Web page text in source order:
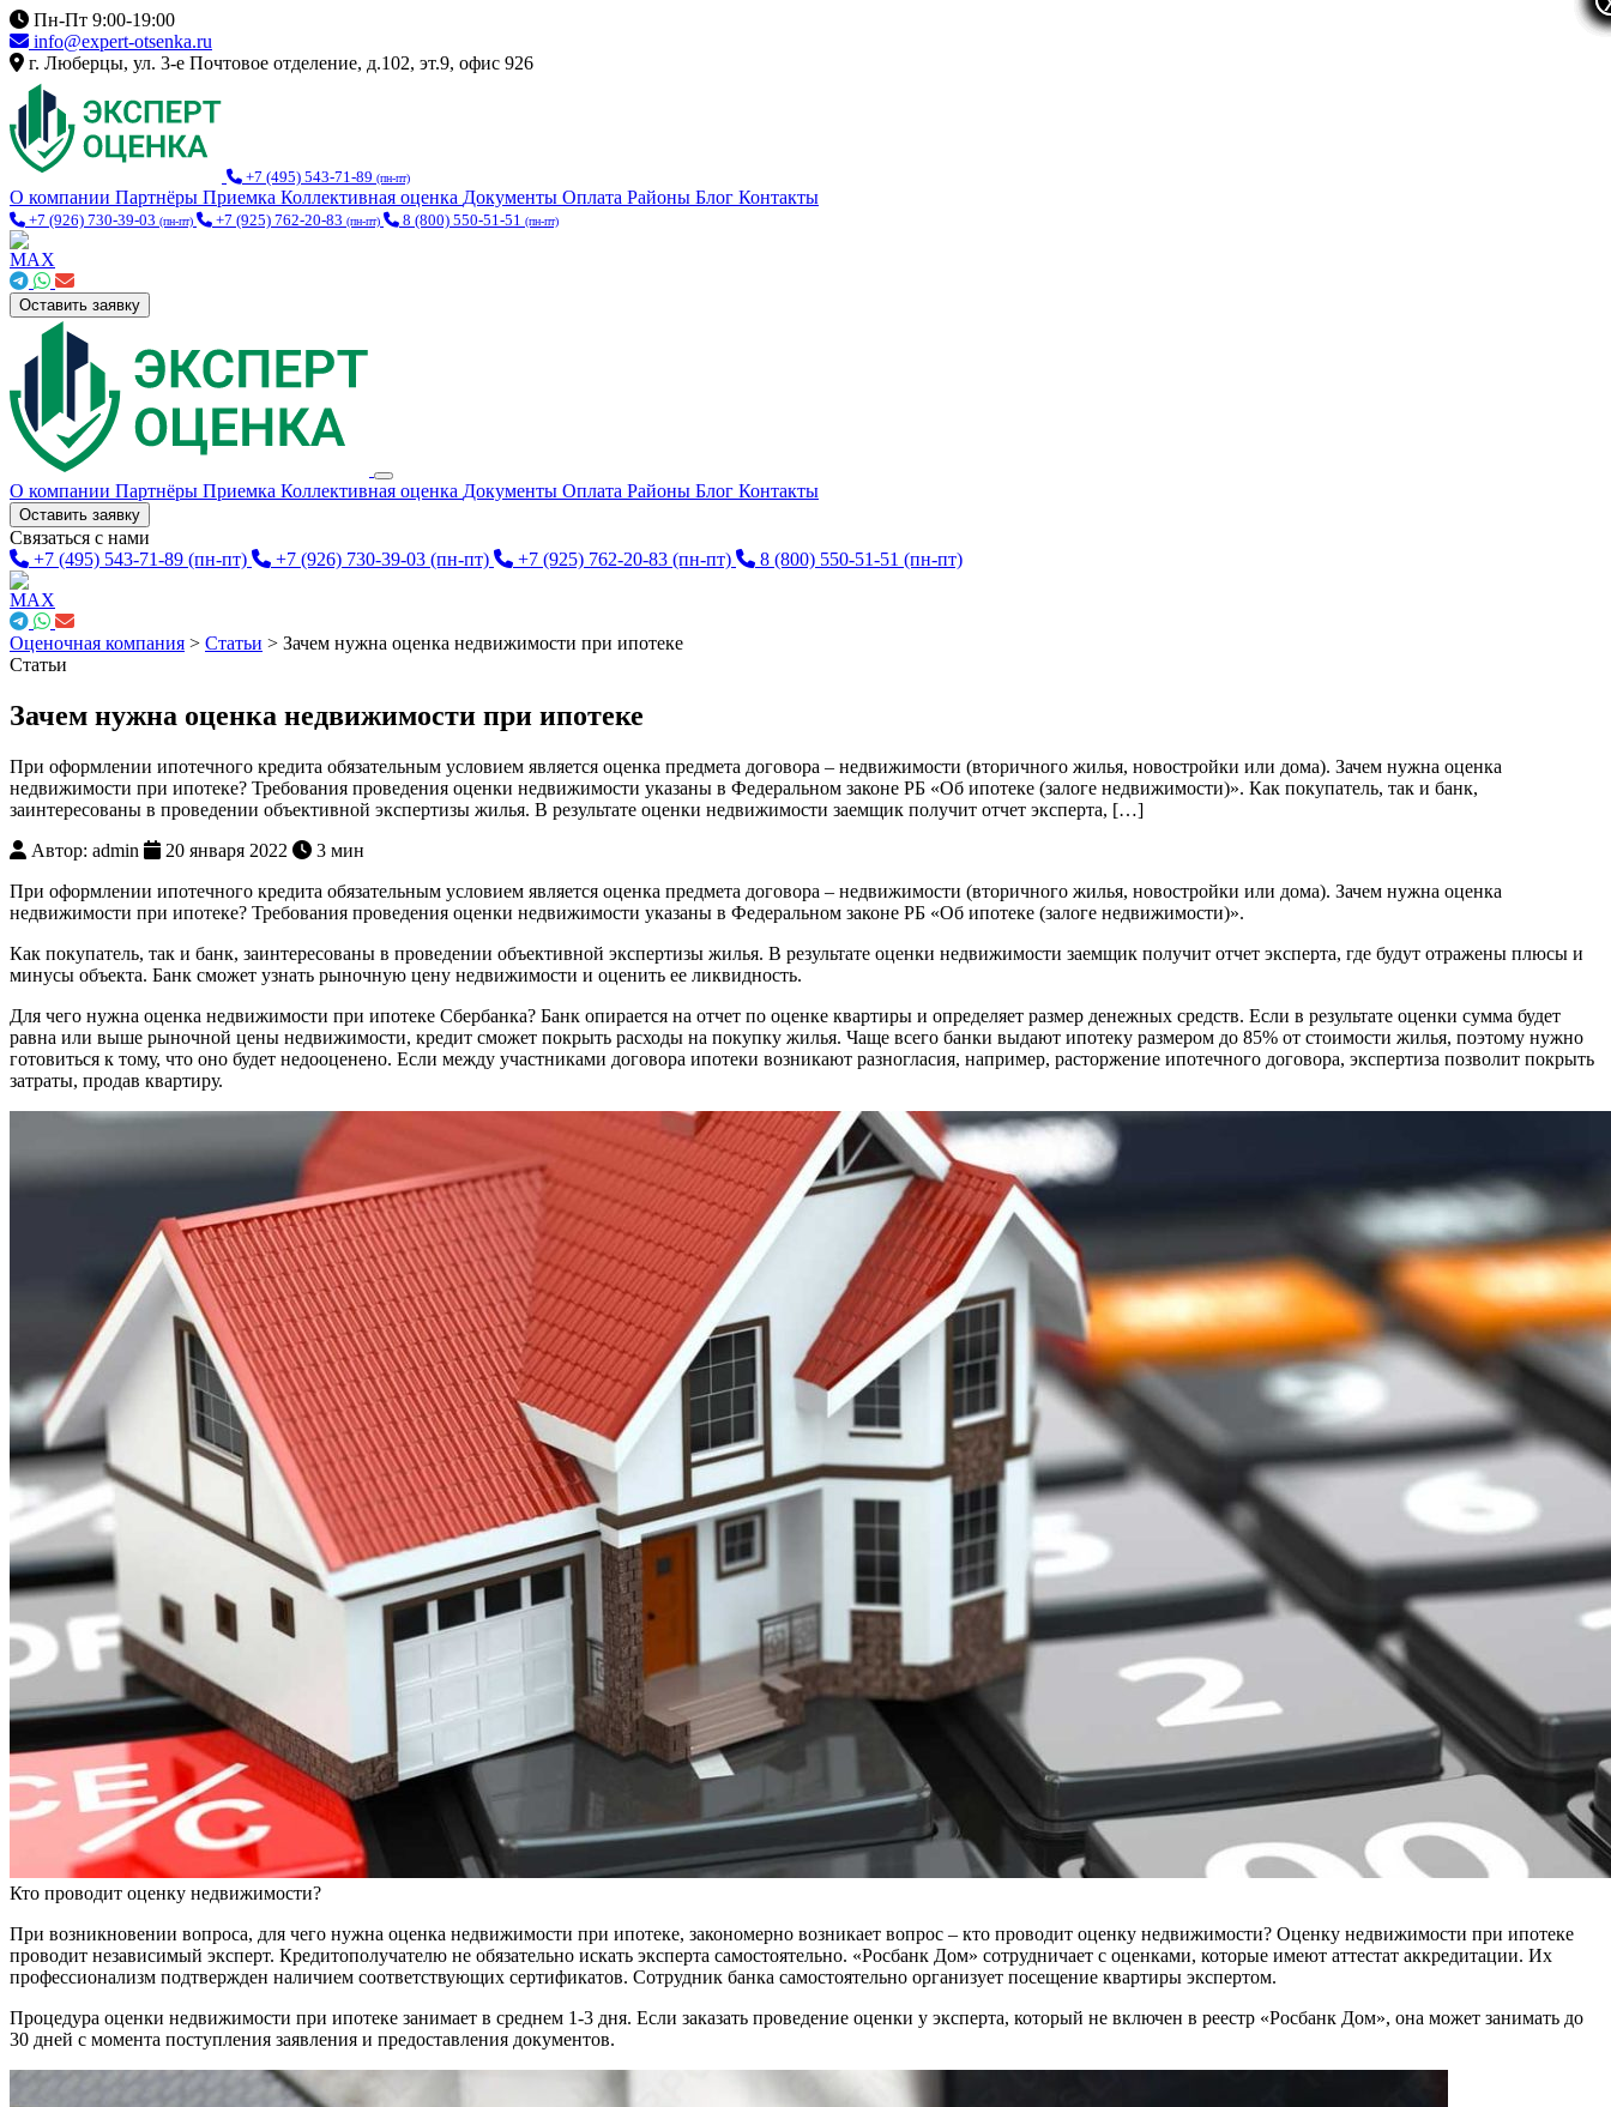
Пн-Пт 9:00-19:00
info@expert-otsenka.ru
г. Люберцы, ул. 3-е Почтовое отделение, д.102, эт.9, офис 926
+7 (495) 543-71-89 (пн-пт)
О компании Партнёры Приемка Коллективная оценка Документы Оплата Районы Блог Контакты
+7 (926) 730-39-03 (пн-пт) +7 (925) 762-20-83 (пн-пт) 8 (800) 550-51-51 (пн-пт)
Оставить заявку
О компании Партнёры Приемка Коллективная оценка Документы Оплата Районы Блог Контакты
Оставить заявку
Связаться с нами
+7 (495) 543-71-89 (пн-пт) +7 (926) 730-39-03 (пн-пт) +7 (925) 762-20-83 (пн-пт) 8 (800) 550-51-51 (пн-пт)
Оценочная компания > Статьи > Зачем нужна оценка недвижимости при ипотеке
Статьи
Зачем нужна оценка недвижимости при ипотеке
При оформлении ипотечного кредита обязательным условием является оценка предмета договора – недвижимости (вторичного жилья, новостройки или дома). Зачем нужна оценка
недвижимости при ипотеке? Требования проведения оценки недвижимости указаны в Федеральном законе РБ «Об ипотеке (залоге недвижимости)». Как покупатель, так и банк,
заинтересованы в проведении объективной экспертизы жилья. В результате оценки недвижимости заемщик получит отчет эксперта, […]
Автор: admin
20 января 2022
3 мин
При оформлении ипотечного кредита обязательным условием является оценка предмета договора – недвижимости (вторичного жилья, новостройки или дома). Зачем нужна оценка
недвижимости при ипотеке? Требования проведения оценки недвижимости указаны в Федеральном законе РБ «Об ипотеке (залоге недвижимости)».
Как покупатель, так и банк, заинтересованы в проведении объективной экспертизы жилья. В результате оценки недвижимости заемщик получит отчет эксперта, где будут отражены плюсы и
минусы объекта. Банк сможет узнать рыночную цену недвижимости и оценить ее ликвидность.
Для чего нужна оценка недвижимости при ипотеке Сбербанка? Банк опирается на отчет по оценке квартиры и определяет размер денежных средств. Если в результате оценки сумма будет
равна или выше рыночной цены недвижимости, кредит сможет покрыть расходы на покупку жилья. Чаще всего банки выдают ипотеку размером до 85% от стоимости жилья, поэтому нужно
готовиться к тому, что оно будет недооценено. Если между участниками договора ипотеки возникают разногласия, например, расторжение ипотечного договора, экспертиза позволит покрыть
затраты, продав квартиру.
Кто проводит оценку недвижимости?
При возникновении вопроса, для чего нужна оценка недвижимости при ипотеке, закономерно возникает вопрос – кто проводит оценку недвижимости? Оценку недвижимости при ипотеке
проводит независимый эксперт. Кредитополучателю не обязательно искать эксперта самостоятельно. «Росбанк Дом» сотрудничает с оценками, которые имеют аттестат аккредитации. Их
профессионализм подтвержден наличием соответствующих сертификатов. Сотрудник банка самостоятельно организует посещение квартиры экспертом.
Процедура оценки недвижимости при ипотеке занимает в среднем 1-3 дня. Если заказать проведение оценки у эксперта, который не включен в реестр «Росбанк Дом», она может занимать до
30 дней с момента поступления заявления и предоставления документов.